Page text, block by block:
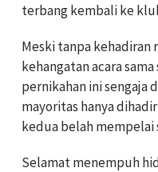
terbang kembali ke
Meski tanpa kehadiran
kehangatan acara
pernikahan ini sengaja
mayoritas hanya
kedua belah
Selamat menempuh